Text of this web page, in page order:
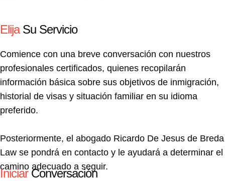
ElijaSu Servicio
Comience con una breve conversación con nuestros
profesionales certificados, quienes recopilarán
información básica sobre sus objetivos de inmigración,
historial de visas y situación familiar en su idioma
preferido.
Posteriormente, el abogado Ricardo De Jesus de Breda
Law se pondrá en contacto y le ayudará a determinar el
camino adecuado a seguir.
IniciarConversación